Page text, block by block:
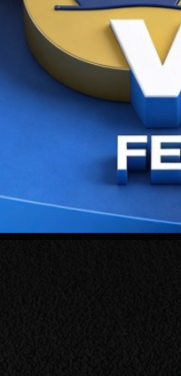
emisije nije san. To potvrđuje ovaj
rođen je 1980.godine na Mainzu.
filmova. Također, radio je i